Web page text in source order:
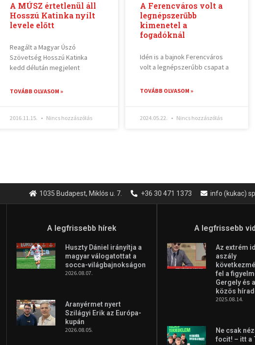
A MÚSZ értetlenül áll
Hosszú Katinka nyílt
levele előtt
Reagált a Magyar Úszó
Szövetség Hosszú Katinka
kedd délután megjelent
TOVÁBB OLVASOM »
2016.11.15. Nincs hozzászólás
A Ferencváros volt a
legnépszerűbb
kimenetel a
fogadóknál
Idén is a bajnok Ferencváros
volt a legnépszerűbb csapat a
TOVÁBB OLVASOM »
2024.05.22. Nincs hozzászólás
1035 Budapest, Miklós u. 7. +36 30 471 1373 info (kukac)
A legfrissebb hírek
Huszty Dániel irányítja a
magyar válogatottat a
socca-világbajnokságon
2026.08.07.
Aranyérmet nyert
Szilágyi Erik az Európa-
kupán
2026.08.05.
A legfrissebb
Az extrém
aszály
fel a
Gergely és
közös
2025.08.14.
Ne csak
focit! – itt a